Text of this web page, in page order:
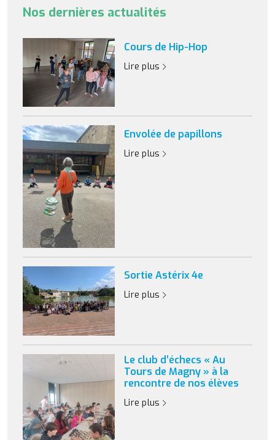
Nos dernières actualités
Cours de Hip-Hop
Lire plus
Envolée de papillons
Lire plus
Sortie Astérix 4e
Lire plus
Le club d’échecs « Au
Tours de Magny » à la
rencontre de nos élèves
Lire plus